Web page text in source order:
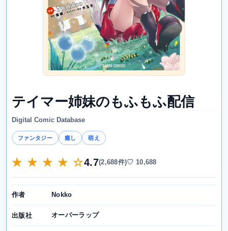
テイマー姉妹のもふもふ配信
Digital Comic Database
ファンタジー 癒し 萌え
★ ★ ★ ★ ☆4.7(2,688件)♡ 10,688
作者 Nokko
出版社 オーバーラップ